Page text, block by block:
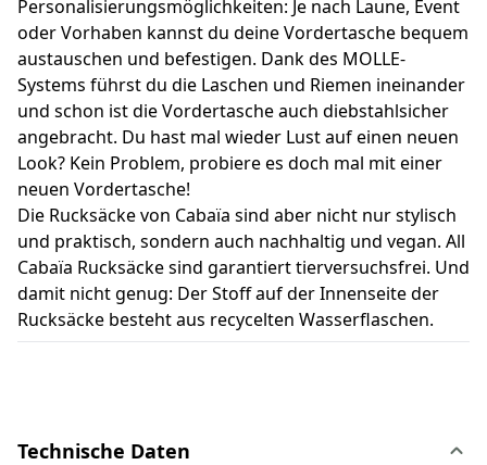
Personalisierungsmöglichkeiten: Je nach Laune, Event
oder Vorhaben kannst du deine Vordertasche bequem
austauschen und befestigen. Dank des MOLLE-
Systems führst du die Laschen und Riemen ineinander
und schon ist die Vordertasche auch diebstahlsicher
angebracht. Du hast mal wieder Lust auf einen neuen
Look? Kein Problem, probiere es doch mal mit einer
neuen Vordertasche!
Die Rucksäcke von Cabaïa sind aber nicht nur stylisch
und praktisch, sondern auch nachhaltig und vegan. All
Cabaïa Rucksäcke sind garantiert tierversuchsfrei. Und
damit nicht genug: Der Stoff auf der Innenseite der
Rucksäcke besteht aus recycelten Wasserflaschen.
Technische Daten